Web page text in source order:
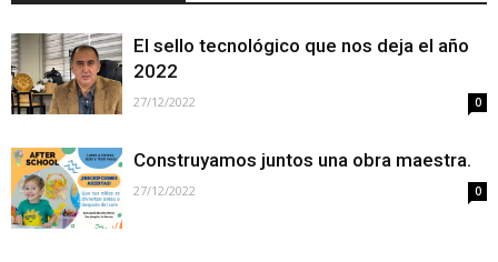
El sello tecnológico que nos deja el año
2022
27/12/2022 0
Construyamos juntos una obra maestra.
27/12/2022 0